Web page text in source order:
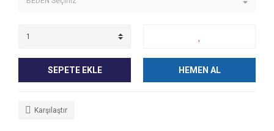
SEPETE EKLE HEMEN AL
Karşılaştır